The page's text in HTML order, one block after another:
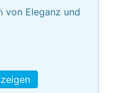
von Eleganz und